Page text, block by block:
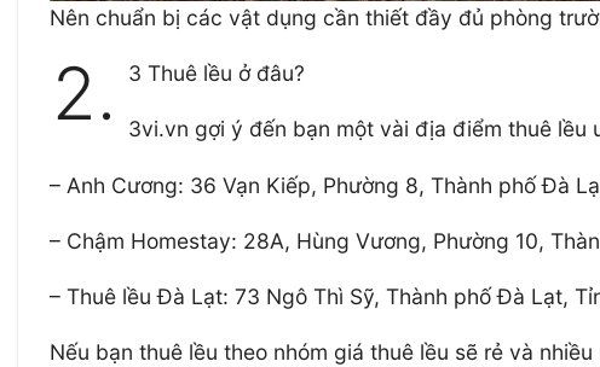
Nên chuẩn bị các vật dụng cần thiết đầy đủ phòng
2. 3 Thuê lều ở đâu?
3vi.vn gợi ý đến bạn một vài địa điểm thuê lều
– Anh Cương: 36 Vạn Kiếp, Phường 8, Thành phố Đà
– Chậm Homestay: 28A, Hùng Vương, Phường 10,
– Thuê lều Đà Lạt: 73 Ngô Thì Sỹ, Thành phố Đà Lạt,
Nếu bạn thuê lều theo nhóm giá thuê lều sẽ rẻ và